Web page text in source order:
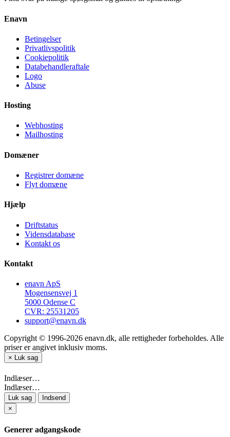
Enavn
Betingelser
Privatlivspolitik
Cookiepolitik
Databehandleraftale
Logo
Abuse
Hosting
Webhosting
Mailhosting
Domæner
Registrer domæne
Flyt domæne
Hjælp
Driftstatus
Vidensdatabase
Kontakt os
Kontakt
enavn ApS
Mogensensvej 1
5000 Odense C
CVR: 25531205
support@enavn.dk
Copyright © 1996-2026 enavn.dk, alle rettigheder forbeholdes. Alle
priser er angivet inklusiv moms.
× Luk sag
Indlæser…
Indlæser…
Luk sag
Indsend
×
Generer adgangskode